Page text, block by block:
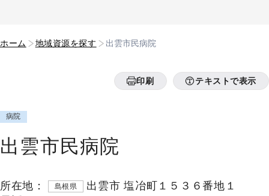
ホーム 地域資源を探す 出雲市民病院
印刷 テキストで表示
病院
出雲市民病院
所在地： 島根県
出雲市 塩冶町１５３６番地１